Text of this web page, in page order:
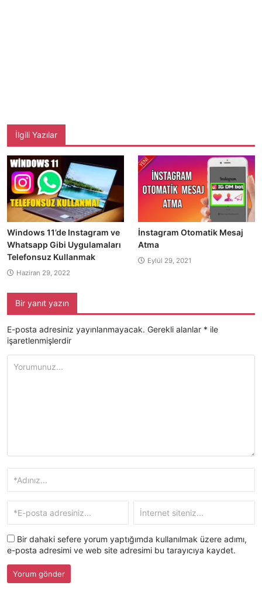
İlgili Yazılar
Windows 11’de Instagram ve
Whatsapp Gibi Uygulamaları
Telefonsuz Kullanmak
Haziran 29, 2022
İnstagram Otomatik Mesaj
Atma
Eylül 29, 2021
Bir yanıt yazın
E-posta adresiniz yayınlanmayacak. Gerekli alanlar * ile
işaretlenmişlerdir
Bir dahaki sefere yorum yaptığımda kullanılmak üzere adımı,
e-posta adresimi ve web site adresimi bu tarayıcıya kaydet.